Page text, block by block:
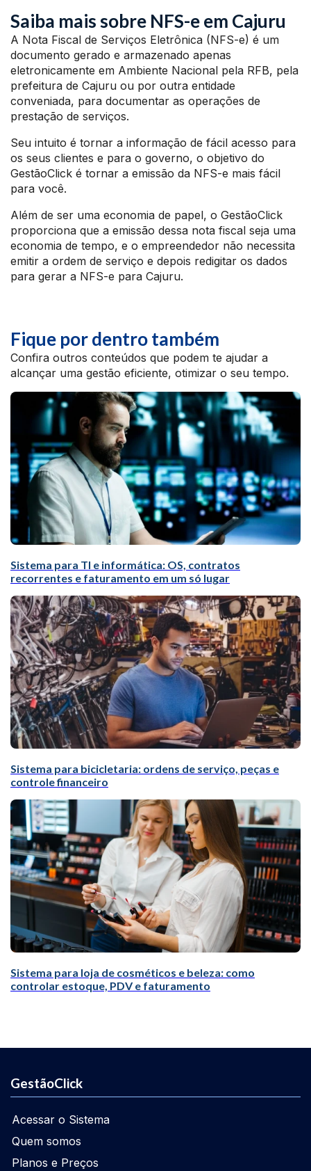
Saiba mais sobre NFS-e em Cajuru
A Nota Fiscal de Serviços Eletrônica (NFS-e) é um
documento gerado e armazenado apenas
eletronicamente em Ambiente Nacional pela RFB, pela
prefeitura de Cajuru ou por outra entidade
conveniada, para documentar as operações de
prestação de serviços.
Seu intuito é tornar a informação de fácil acesso para
os seus clientes e para o governo, o objetivo do
GestãoClick é tornar a emissão da NFS-e mais fácil
para você.
Além de ser uma economia de papel, o GestãoClick
proporciona que a emissão dessa nota fiscal seja uma
economia de tempo, e o empreendedor não necessita
emitir a ordem de serviço e depois redigitar os dados
para gerar a NFS-e para Cajuru.
Fique por dentro também
Confira outros conteúdos que podem te ajudar a
alcançar uma gestão eficiente, otimizar o seu tempo.
Sistema para TI e informática: OS, contratos
recorrentes e faturamento em um só lugar
Sistema para bicicletaria: ordens de serviço, peças e
controle financeiro
Sistema para loja de cosméticos e beleza: como
controlar estoque, PDV e faturamento
GestãoClick
Acessar o Sistema
Quem somos
Planos e Preços